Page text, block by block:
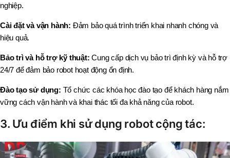
nghiệp.
Cài đặt và vận hành: Đảm bảo quá trình triển khai nhanh chóng và
hiệu quả.
Bảo trì và hỗ trợ kỹ thuật: Cung cấp dịch vụ bảo trì định kỳ và hỗ trợ
24/7 để đảm bảo robot hoạt động ổn định.
Đào tạo sử dụng: Tổ chức các khóa học đào tạo để khách hàng nắm
vững cách vận hành và khai thác tối đa khả năng của robot.
3. Ưu điểm khi sử dụng robot cộng tác: